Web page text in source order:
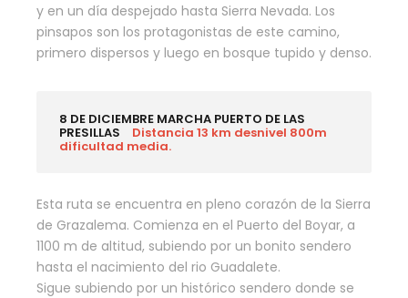
y en un día despejado hasta Sierra Nevada. Los
pinsapos son los protagonistas de este camino,
primero dispersos y luego en bosque tupido y denso.
8 DE DICIEMBRE MARCHA PUERTO DE LAS
PRESILLAS Distancia 13 km desnivel 800m
dificultad media.
Esta ruta se encuentra en pleno corazón de la Sierra
de Grazalema. Comienza en el Puerto del Boyar, a
1100 m de altitud, subiendo por un bonito sendero
hasta el nacimiento del rio Guadalete.
Sigue subiendo por un histórico sendero donde se